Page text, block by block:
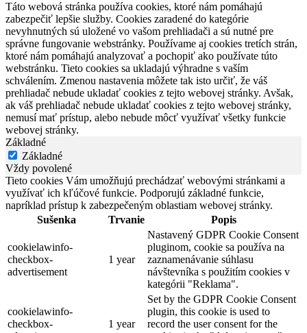
Táto webová stránka používa cookies, ktoré nám pomáhajú
zabezpečiť lepšie služby. Cookies zaradené do kategórie
nevyhnutných sú uložené vo vašom prehliadači a sú nutné pre
správne fungovanie webstránky. Používame aj cookies tretích strán,
ktoré nám pomáhajú analyzovať a pochopiť ako používate túto
webstránku. Tieto cookies sa ukladajú výhradne s vaším
schválením. Zmenou nastavenia môžete tak isto určiť, že váš
prehliadač nebude ukladať cookies z tejto webovej stránky. Avšak,
ak váš prehliadač nebude ukladať cookies z tejto webovej stránky,
nemusí mať prístup, alebo nebude môcť využívať všetky funkcie
webovej stránky.
Základné
Základné
Vždy povolené
Tieto cookies Vám umožňujú prechádzať webovými stránkami a
využívať ich kľúčové funkcie. Podporujú základné funkcie,
napríklad prístup k zabezpečeným oblastiam webovej stránky.
Sušenka
Trvanie Popis
cookielawinfo-
checkbox-
advertisement
1 year
Nastavený GDPR Cookie Consent
pluginom, cookie sa používa na
zaznamenávanie súhlasu
návštevníka s použitím cookies v
kategórii "Reklama".
cookielawinfo-
checkbox-
1 year
Set by the GDPR Cookie Consent
plugin, this cookie is used to
record the user consent for the